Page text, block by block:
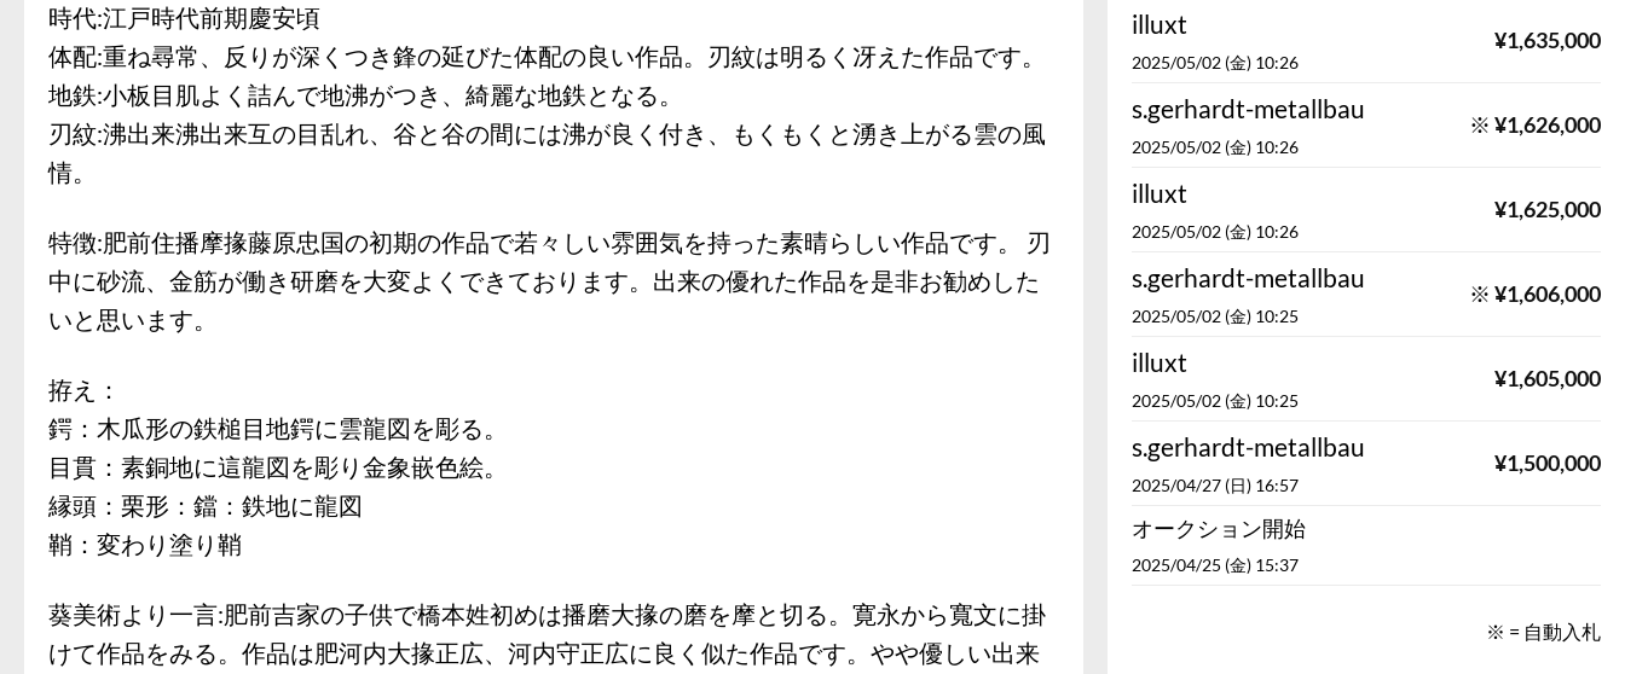
時代:江戸時代前期慶安頃
体配:重ね尋常、反りが深くつき鋒の延びた体配の良い作品。刃紋は明るく冴えた作品です。
地鉄:小板目肌よく詰んで地沸がつき、綺麗な地鉄となる。
刃紋:沸出来沸出来互の目乱れ、谷と谷の間には沸が良く付き、もくもくと湧き上がる雲の風
情。
特徴:肥前住播摩掾藤原忠国の初期の作品で若々しい雰囲気を持った素晴らしい作品です。 刃
中に砂流、金筋が働き研磨を大変よくできております。出来の優れた作品を是非お勧めした
いと思います。
拵え：
鍔：木瓜形の鉄槌目地鍔に雲龍図を彫る。
目貫：素銅地に這龍図を彫り金象嵌色絵。
縁頭：栗形：鐺：鉄地に龍図
鞘：変わり塗り鞘
葵美術より一言:肥前吉家の子供で橋本姓初めは播磨大掾の磨を摩と切る。寛永から寬文に掛
けて作品をみる。作品は肥河内大掾正広、河内守正広に良く似た作品です。やや優しい出来
illuxt
2025/05/02 (金) 10:26
¥1,635,000
s.gerhardt-metallbau
2025/05/02 (金) 10:26
※ ¥1,626,000
illuxt
2025/05/02 (金) 10:26
¥1,625,000
s.gerhardt-metallbau
2025/05/02 (金) 10:25
※ ¥1,606,000
illuxt
2025/05/02 (金) 10:25
¥1,605,000
s.gerhardt-metallbau
2025/04/27 (日) 16:57
¥1,500,000
オークション開始
2025/04/25 (金) 15:37
※ = 自動入札